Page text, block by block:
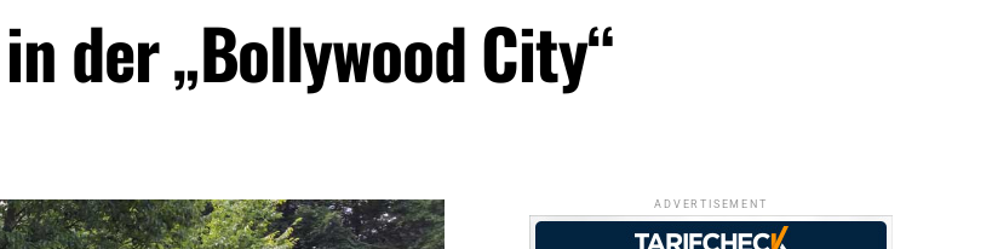
der „Bollywood City“
ADVERTISEMENT